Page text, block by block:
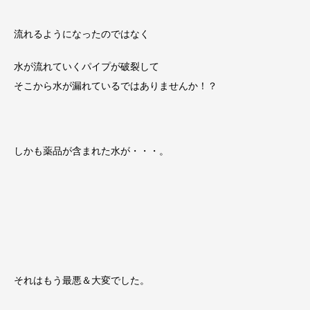
流れるようになったのではなく
水が流れていくパイプが破裂して
そこから水が漏れているではありませんか！？
しかも薬品が含まれた水が・・・。
それはもう最悪＆大変でした。